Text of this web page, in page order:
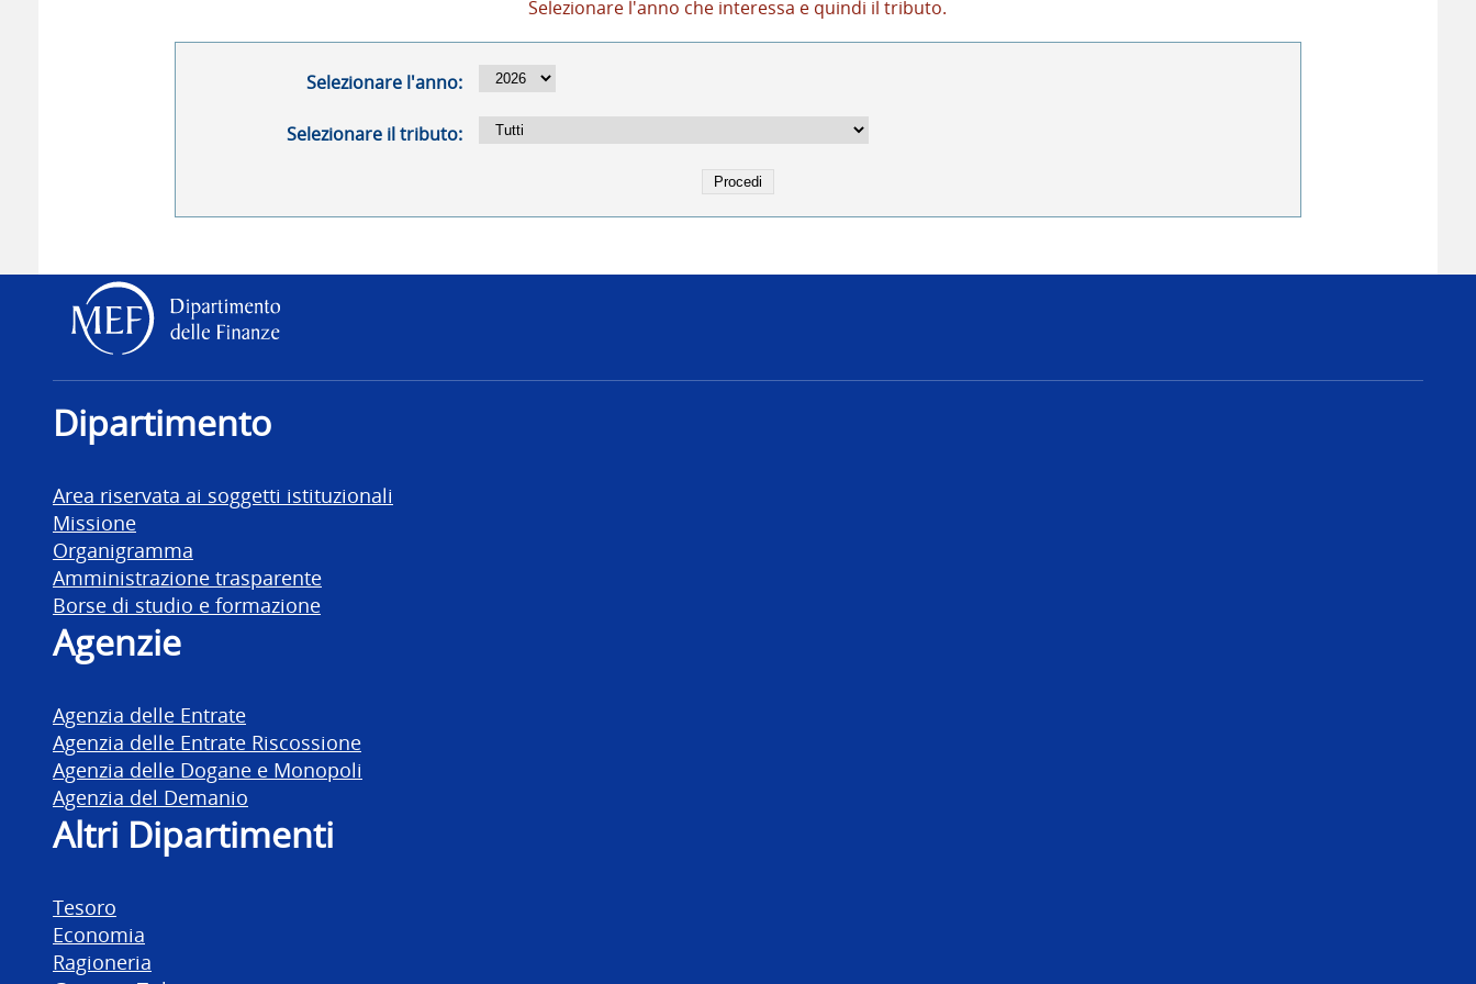
Selezionare l'anno che interessa e quindi il tributo.
Selezionare l'anno:
Selezionare il tributo:
Dipartimento delle Finanze
Dipartimento
Area riservata ai soggetti istituzionali
Missione
Organigramma
Amministrazione trasparente
Borse di studio e formazione
Agenzie
Agenzia delle Entrate
Agenzia delle Entrate Riscossione
Agenzia delle Dogane e Monopoli
Agenzia del Demanio
Altri Dipartimenti
Tesoro
Economia
Ragioneria